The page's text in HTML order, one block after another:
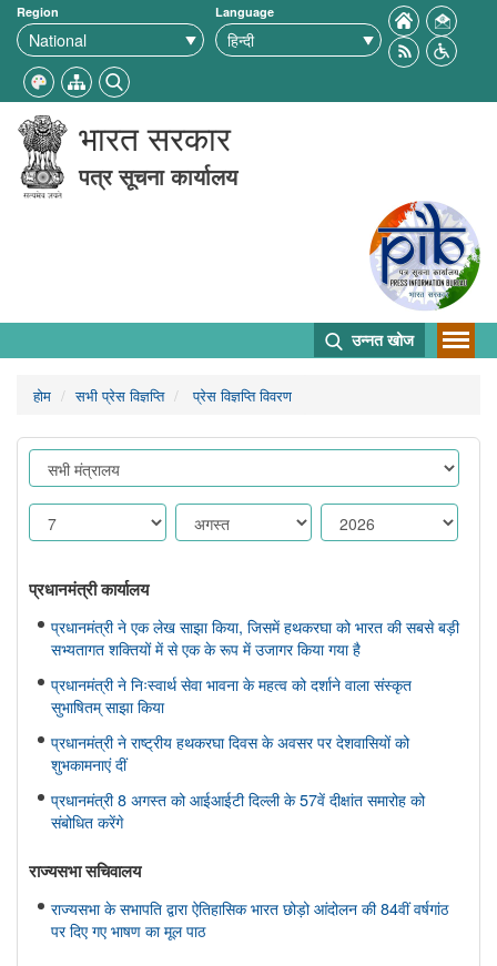
Region Language
भारत सरकार
पत्र सूचना कार्यालय
उन्नत खोज
होम सभी प्रेस विज्ञप्ति प्रेस विज्ञप्ति विवरण
प्रधानमंत्री कार्यालय
प्रधानमंत्री ने एक लेख साझा किया, जिसमें हथकरघा को भारत की सबसे बड़ी
सभ्यतागत शक्तियों में से एक के रूप में उजागर किया गया है
प्रधानमंत्री ने निःस्वार्थ सेवा भावना के महत्व को दर्शाने वाला संस्कृत
सुभाषितम् साझा किया
प्रधानमंत्री ने राष्ट्रीय हथकरघा दिवस के अवसर पर देशवासियों को
शुभकामनाएं दीं
प्रधानमंत्री 8 अगस्त को आईआईटी दिल्ली के 57वें दीक्षांत समारोह को
संबोधित करेंगे
राज्यसभा सचिवालय
राज्यसभा के सभापति द्वारा ऐतिहासिक भारत छोड़ो आंदोलन की 84वीं वर्षगांठ
पर दिए गए भाषण का मूल पाठ